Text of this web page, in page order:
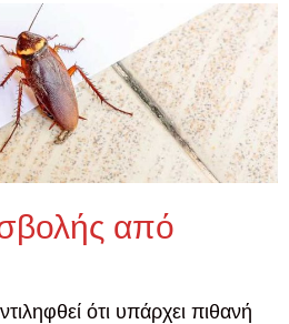
από
ότι υπάρχει πιθανή